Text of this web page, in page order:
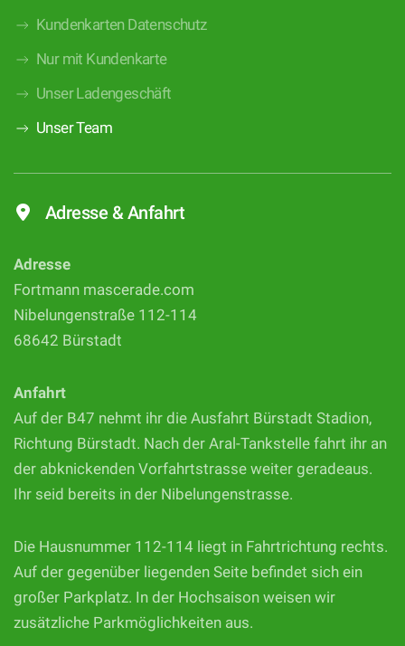
Kundenkarten Datenschutz
Nur mit Kundenkarte
Unser Ladengeschäft
Unser Team
Adresse & Anfahrt
Adresse
Fortmann mascerade.com
Nibelungenstraße 112-114
68642 Bürstadt
Anfahrt
Auf der B47 nehmt ihr die Ausfahrt Bürstadt Stadion,
Richtung Bürstadt. Nach der Aral-Tankstelle fahrt ihr an
der abknickenden Vorfahrtstrasse weiter geradeaus.
Ihr seid bereits in der Nibelungenstrasse.
Die Hausnummer 112-114 liegt in Fahrtrichtung rechts.
Auf der gegenüber liegenden Seite befindet sich ein
großer Parkplatz. In der Hochsaison weisen wir
zusätzliche Parkmöglichkeiten aus.